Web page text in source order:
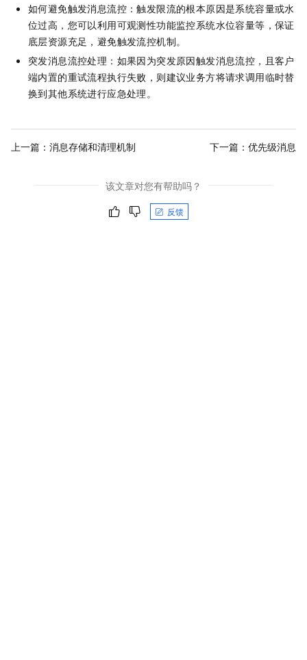
如何避免触发消息流控：触发限流的根本原因是系统容量或水
位过高，您可以利用可观测性功能监控系统水位容量等，保证
底层资源充足，避免触发流控机制。
突发消息流控处理：如果因为突发原因触发消息流控，且客户
端内置的重试流程执行失败，则建议业务方将请求调用临时替
换到其他系统进行应急处理。
上一篇： 消息存储和清理机制 下一篇： 优先级消息
该文章对您有帮助吗？
反馈